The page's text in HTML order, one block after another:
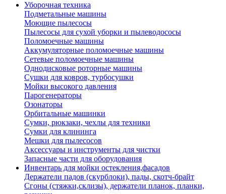
Уборочная техника
Подметальные машины
Моющие пылесосы
Пылесосы для сухой уборки и пылеводососы
Поломоечные машины
Аккумуляторные поломоечные машины
Сетевые поломоечные машины
Однодисковые роторные машины
Сушки для ковров, турбосушки
Мойки высокого давления
Парогенераторы
Озонаторы
Орбитальные машинки
Сумки, рюкзаки, чехлы для техники
Сумки для клининга
Мешки для пылесосов
Аксессуары и инструменты для чистки
Запасные части для оборудования
Инвентарь для мойки остекления,фасадов
Держатели падов (скурблоки), пады, скотч-брайт
Сгоны (стяжки,склизы), держатели планок, планки,